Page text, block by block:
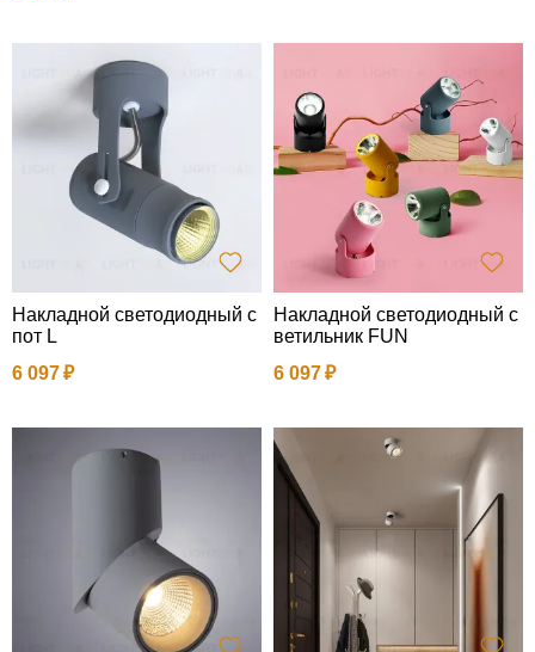
Накладной светодиодный с
пот L
6 097
Накладной светодиодный с
ветильник FUN
6 097